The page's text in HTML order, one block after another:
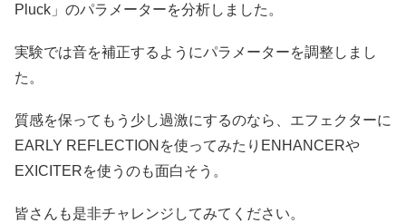
Pluck」のパラメーターを分析しました。
実験では音を補正するようにパラメーターを調整しまし
た。
質感を保ってもう少し過激にするのなら、エフェクターに
EARLY REFLECTIONを使ってみたりENHANCERや
EXICITERを使うのも面白そう。
皆さんも是非チャレンジしてみてください。